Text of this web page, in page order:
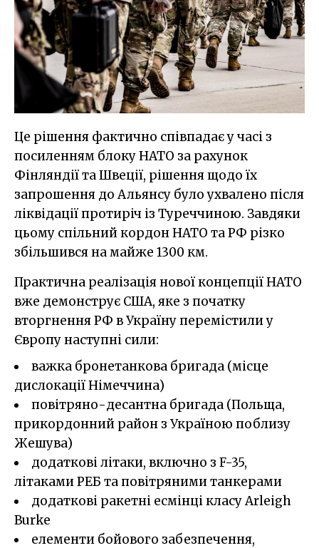
Це рішення фактично співпадає у часі з
посиленням блоку НАТО за рахунок
Фінляндії та Швеції, рішення щодо їх
запрошення до Альянсу було ухвалено після
ліквідації протиріч із Туреччиною. Завдяки
цьому спільний кордон НАТО та РФ різко
збільшився на майже 1300 км.
Практична реалізація нової концепції НАТО
вже демонструє США, яке з початку
вторгнення РФ в Україну перемістили у
Європу наступні сили:
важка бронетанкова бригада (місце
дислокації Німеччина)
повітряно-десантна бригада (Польща,
прикордонний район з Україною поблизу
Жешува)
додаткові літаки, включно з F-35,
літаками РЕБ та повітряними танкерами
додаткові ракетні есмінці класу Arleigh
Burke
елементи бойового забезпечення,